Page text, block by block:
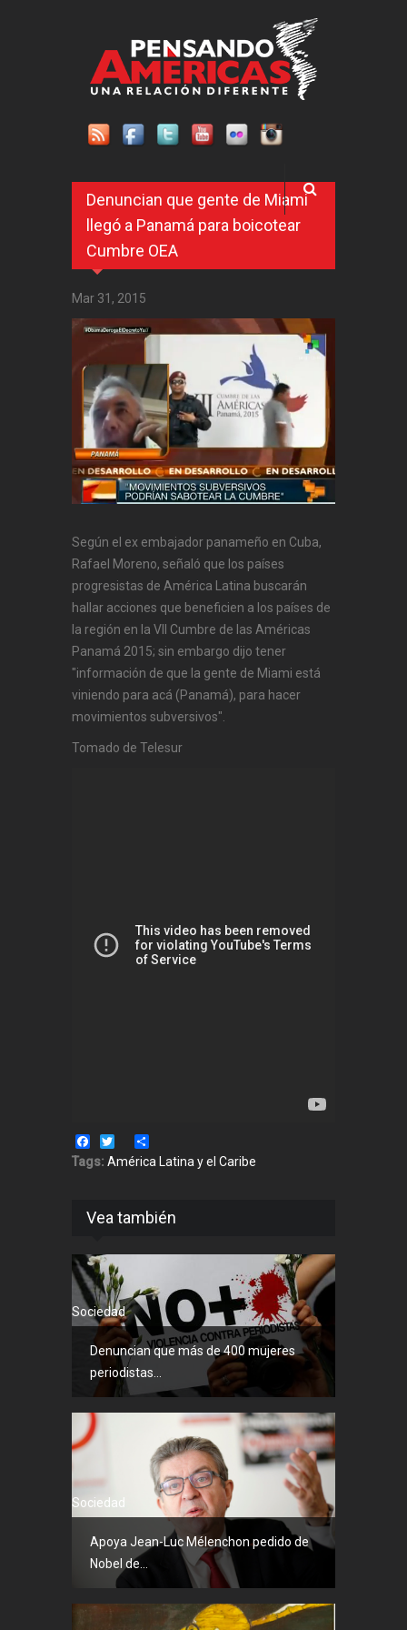
Denuncian que gente de Miami
llegó a Panamá para boicotear
Cumbre OEA
Mar 31, 2015
Según el ex embajador panameño en Cuba,
Rafael Moreno, señaló que los países
progresistas de América Latina buscarán
hallar acciones que beneficien a los países de
la región en la VII Cumbre de las Américas
Panamá 2015; sin embargo dijo tener
"información de que la gente de Miami está
viniendo para acá (Panamá), para hacer
movimientos subversivos".
Tomado de Telesur
Facebook
Twitter
Tags: América Latina y el Caribe
Vea también
Sociedad
Denuncian que más de 400 mujeres
periodistas...
Sociedad
Apoya Jean-Luc Mélenchon pedido de
Nobel de...